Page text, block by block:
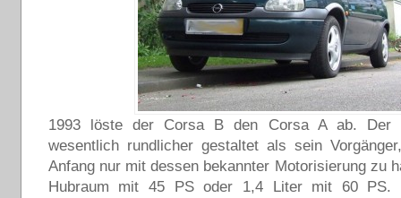
1993 löste der Corsa B den Corsa A ab. Der
wesentlich rundlicher gestaltet als sein
Anfang nur mit dessen bekannter Motorisierung zu
Hubraum mit 45 PS oder 1,4 Liter mit 60 PS.